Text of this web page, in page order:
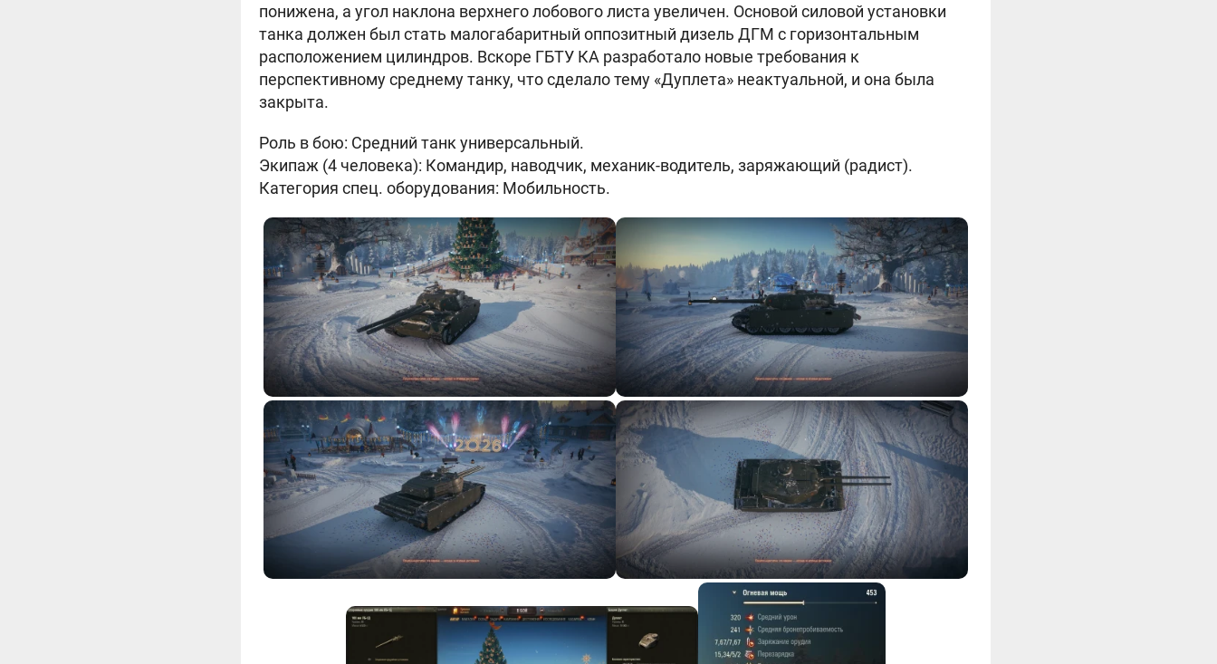
понижена, а угол наклона верхнего лобового листа увеличен. Основой силовой установки
танка должен был стать малогабаритный оппозитный дизель ДГМ с горизонтальным
расположением цилиндров. Вскоре ГБТУ КА разработало новые требования к
перспективному среднему танку, что сделало тему «Дуплета» неактуальной, и она была
закрыта.
Роль в бою: Средний танк универсальный.
Экипаж (4 человека): Командир, наводчик, механик-водитель, заряжающий (радист).
Категория спец. оборудования: Мобильность.